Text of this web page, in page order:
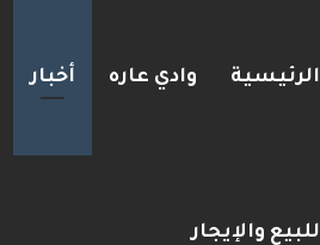
الرئيسية وادي عاره أخبار
للبيع والإيجار